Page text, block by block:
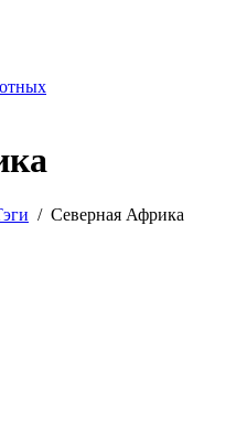
/ Северная Африка